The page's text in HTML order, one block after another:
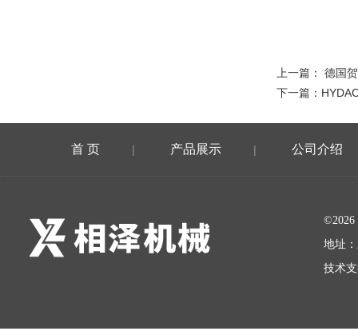
上一篇： 德国
下一篇：
首 页 | 产品展示 | 公司介绍
地址
技术